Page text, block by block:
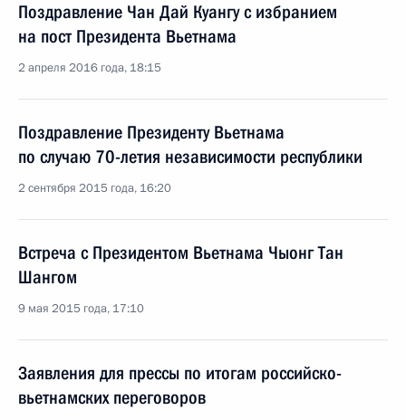
Поздравление Чан Дай Куангу с избранием
на пост Президента Вьетнама
2 апреля 2016 года, 18:15
Поздравление Президенту Вьетнама
по случаю 70-летия независимости республики
2 сентября 2015 года, 16:20
Встреча с Президентом Вьетнама Чыонг Тан
Шангом
9 мая 2015 года, 17:10
Заявления для прессы по итогам российско-
вьетнамских переговоров